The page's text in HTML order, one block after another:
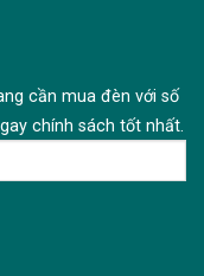
cần mua đèn với số
chính sách tốt nhất.